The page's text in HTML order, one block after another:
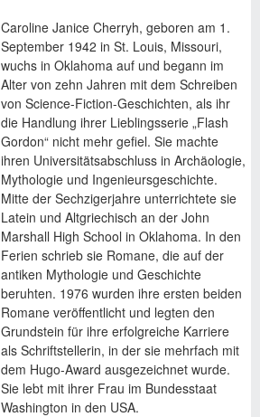
Caroline Janice Cherryh, geboren am 1.
September 1942 in St. Louis, Missouri,
wuchs in Oklahoma auf und begann im
Alter von zehn Jahren mit dem Schreiben
von Science-Fiction-Geschichten, als ihr
die Handlung ihrer Lieblingsserie „Flash
Gordon“ nicht mehr gefiel. Sie machte
ihren Universitätsabschluss in Archäologie,
Mythologie und Ingenieursgeschichte.
Mitte der Sechzigerjahre unterrichtete sie
Latein und Altgriechisch an der John
Marshall High School in Oklahoma. In den
Ferien schrieb sie Romane, die auf der
antiken Mythologie und Geschichte
beruhten. 1976 wurden ihre ersten beiden
Romane veröffentlicht und legten den
Grundstein für ihre erfolgreiche Karriere
als Schriftstellerin, in der sie mehrfach mit
dem Hugo-Award ausgezeichnet wurde.
Sie lebt mit ihrer Frau im Bundesstaat
Washington in den USA.